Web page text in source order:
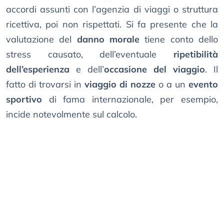
accordi assunti con l’agenzia di viaggi o struttura
ricettiva, poi non rispettati. Si fa presente che la
valutazione del danno morale tiene conto dello
stress causato, dell’eventuale ripetibilità
dell’esperienza e dell’occasione del viaggio. Il
fatto di trovarsi in viaggio di nozze o a un evento
sportivo di fama internazionale, per esempio,
incide notevolmente sul calcolo.